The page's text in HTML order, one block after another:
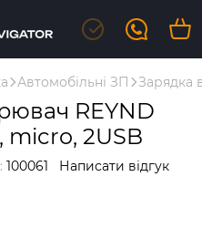
Автомобільні ЗП Зарядка
REYND
micro, 2USB
100061 Написати відгук